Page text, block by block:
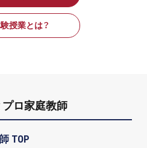
授業とは？
プロ家庭教師
TOP